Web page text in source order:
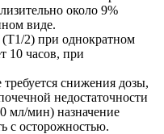
около 9%
виде.
2) при однократном
10 часов, при
снижения дозы,
недостаточности
мл/мин) назначение
с осторожностью.